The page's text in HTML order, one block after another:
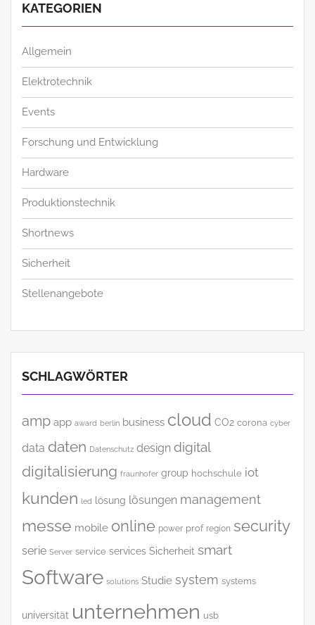
KATEGORIEN
Allgemein
Elektrotechnik
Events
Forschung und Entwicklung
Hardware
Produktionstechnik
Shortnews
Sicherheit
Stellenangebote
SCHLAGWÖRTER
amp app award berlin business cloud CO2 corona cyber
data daten Datenschutz design digital
digitalisierung fraunhofer group hochschule iot
kunden led lösung lösungen management
messe mobile online power prof region security
serie Server service services Sicherheit smart
Software solutions Studie system systems
universität unternehmen usb